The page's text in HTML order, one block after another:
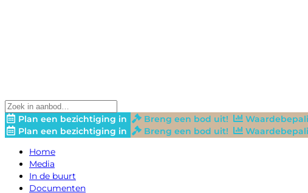
Plan een bezichtiging in Breng een bod uit!
Plan een bezichtiging in
Breng een bod uit!
Home
Media
In de buurt
Documenten